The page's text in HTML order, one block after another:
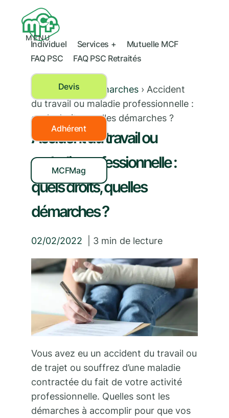
MENU
Individuel Services +
Mutuelle MCF
FAQ PSC
FAQ PSC Retraités
Devis
Adhérent
MCFMag
Mes droits et démarches › Accident
du travail ou maladie professionnelle :
quels droits, quelles démarches ?
Accident du travail ou
maladie professionnelle :
quels droits, quelles
démarches ?
02/02/2022 3 min de lecture
Vous avez eu un accident du travail ou
de trajet ou souffrez d’une maladie
contractée du fait de votre activité
professionnelle. Quelles sont les
démarches à accomplir pour que vos